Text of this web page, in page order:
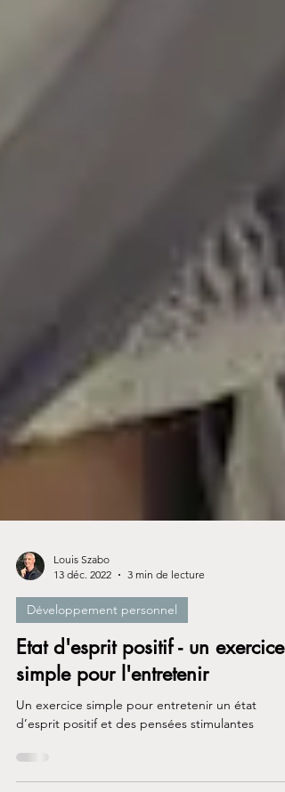
13 déc. 2022
3 min de lecture
Développement personnel
Etat d'esprit positif - un exercice
simple pour l'entretenir
d’esprit positif et des pensées stimulantes